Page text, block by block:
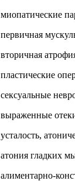
миопатические
первичная
вторичная
пластические
сексуальные
выраженные
усталость,
атония гладких
алиментарно-